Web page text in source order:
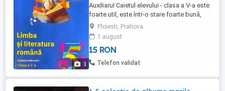
1
Auxiliarul Caietul elevului - clasa a V-a este
foarte util, este într-o stare foarte bună,
este conform cu programa școlară
Ploiesti, Prahova
1 august
15 RON
Telefon validat